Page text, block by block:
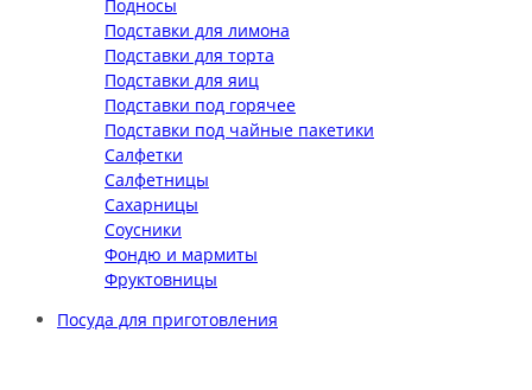
Подносы
Подставки для лимона
Подставки для торта
Подставки для яиц
Подставки под горячее
Подставки под чайные пакетики
Салфетки
Салфетницы
Сахарницы
Соусники
Фондю и мармиты
Фруктовницы
Посуда для приготовления